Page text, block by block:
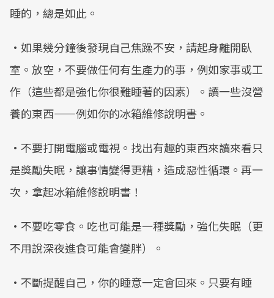
睡的，總是如此。
•如果幾分鐘後發現自己焦躁不安，請起身離開臥
室。放空，不要做任何有生產力的事，例如家事或工
作（這些都是強化你很難睡著的因素）。讀一些沒營
養的東西——例如你的冰箱維修說明書。
•不要打開電腦或電視。找出有趣的東西來讀來看只
是獎勵失眠，讓事情變得更糟，造成惡性循環。再一
次，拿起冰箱維修說明書！
•不要吃零食。吃也可能是一種獎勵，強化失眠（更
不用說深夜進食可能會變胖）。
•不斷提醒自己，你的睡意一定會回來。只要有睡